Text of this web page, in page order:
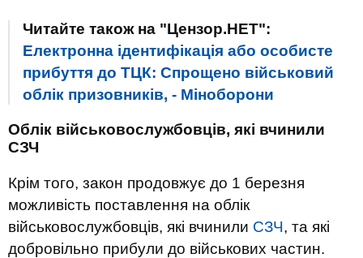
Читайте також на "Цензор.НЕТ":
Електронна ідентифікація або особисте
прибуття до ТЦК: Спрощено військовий
облік призовників, - Міноборони
Облік військовослужбовців, які вчинили
СЗЧ
Крім того, закон продовжує до 1 березня
можливість поставлення на облік
військовослужбовців, які вчинили СЗЧ, та які
добровільно прибули до військових частин.